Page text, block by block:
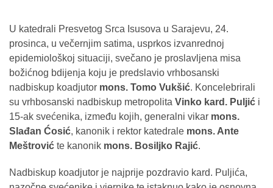
U katedrali Presvetog Srca Isusova u Sarajevu, 24.
prosinca, u večernjim satima, usprkos izvanrednoj
epidemiološkoj situaciji, svečano je proslavljena misa
božićnog bdijenja koju je predslavio vrhbosanski
nadbiskup koadjutor mons. Tomo Vukšić. Koncelebrirali
su vrhbosanski nadbiskup metropolita Vinko kard. Puljić i
15-ak svećenika, između kojih, generalni vikar mons.
Slađan Ćosić, kanonik i rektor katedrale mons. Ante
Meštrović te kanonik mons. Bosiljko Rajić.
Nadbiskup koadjutor je najprije pozdravio kard. Puljića,